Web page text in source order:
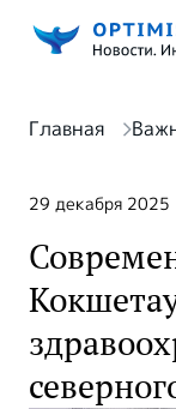
Главная
29 декабря 2025